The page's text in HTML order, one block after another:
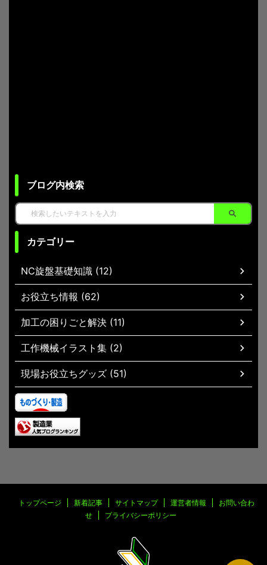
ブログ内検索
カテゴリー
NC旋盤基礎知識 (12)
お役立ち情報 (62)
加工の困りごと解決 (11)
工作機械イラスト集 (2)
現場お役立ちグッズ (51)
トップページ 新着記事 サイトマップ 運営者情報
お問い合わ
せ
プライバシーポリシー